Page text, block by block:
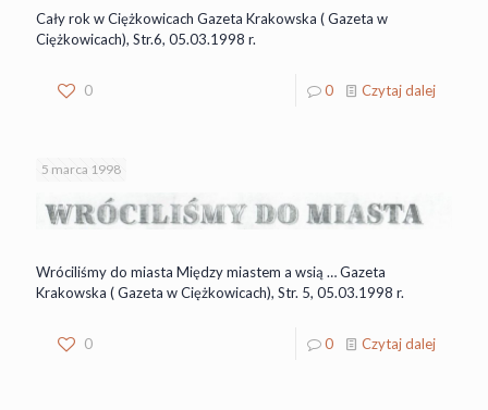
Cały rok w Ciężkowicach Gazeta Krakowska ( Gazeta w
Ciężkowicach), Str.6, 05.03.1998 r.
0 0 Czytaj dalej
5 marca 1998
Wróciliśmy do miasta Między miastem a wsią … Gazeta
Krakowska ( Gazeta w Ciężkowicach), Str. 5, 05.03.1998 r.
0 0 Czytaj dalej